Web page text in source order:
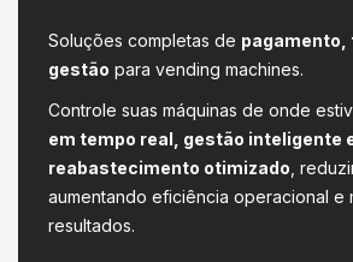
Soluções completas de pagamento,
gestão para vending machines.
Controle suas máquinas de onde
em tempo real, gestão inteligente
reabastecimento otimizado ,
aumentando eficiência operacional e
resultados.